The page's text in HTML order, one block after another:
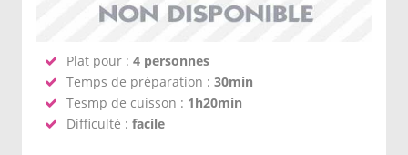
Plat pour : 4 personnes
Temps de préparation : 30min
Tesmp de cuisson : 1h20min
Difficulté : facile